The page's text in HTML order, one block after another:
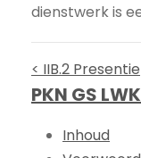
dienstwerk is
< IIB.2 Presentie
PKN GS
Inhoud